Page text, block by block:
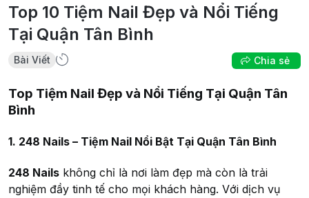
Top 10 Tiệm Nail Đẹp và Nổi Tiếng
Tại Quận Tân Bình
Bài Viết Chia sẻ
Top Tiệm Nail Đẹp và Nổi Tiếng Tại Quận Tân
Bình
1. 248 Nails – Tiệm Nail Nổi Bật Tại Quận Tân Bình
248 Nails không chỉ là nơi làm đẹp mà còn là trải
nghiệm đầy tinh tế cho mọi khách hàng. Với dịch vụ